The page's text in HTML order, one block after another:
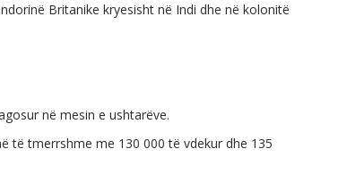
Britanike kryesisht në Indi dhe në kolonitë
në mesin e ushtarëve.
të tmerrshme me 130 000 të vdekur dhe 135